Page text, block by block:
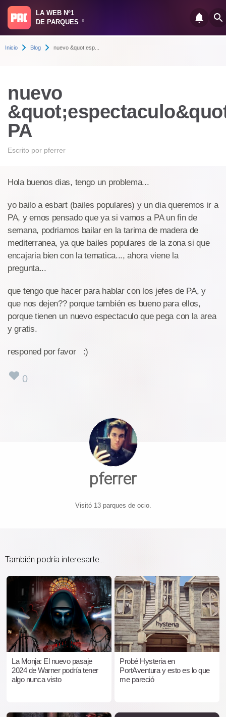
LA WEB Nº1
DE PARQUES
®
Inicio Blog nuevo &quot;esp...
nuevo
PA
Escrito por pferrer
Hola buenos dias, tengo un problema...
yo bailo a esbart (bailes populares) y un dia queremos ir a
PA, y emos pensado que ya si vamos a PA un fin de
semana, podriamos bailar en la tarima de madera de
mediterranea, ya que bailes populares de la zona si que
encajaria bien con la tematica..., ahora viene la
pregunta...
que tengo que hacer para hablar con los jefes de PA, y
que nos dejen?? porque también es bueno para ellos,
porque tienen un nuevo espectaculo que pega con la area
y gratis.
responed por favor :)
0
pferrer
Visitó 13 parques de ocio.
También podría interesarte...
La Monja: El nuevo pasaje
2024 de Warner podría tener
algo nunca visto
Probé Hysteria en
PortAventura y esto es lo que
me pareció